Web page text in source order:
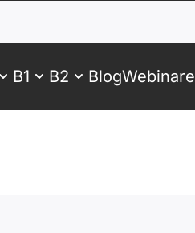
B1 B2 BlogWebinare